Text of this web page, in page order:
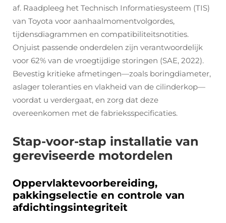
af. Raadpleeg het Technisch Informatiesysteem (TIS)
van Toyota voor aanhaalmomentvolgordes,
tijdensdiagrammen en compatibiliteitsnotities.
Onjuist passende onderdelen zijn verantwoordelijk
voor 62% van de vroegtijdige storingen (SAE, 2022).
Bevestig kritieke afmetingen—zoals boringdiameter,
aslager toleranties en vlakheid van de cilinderkop—
voordat u verdergaat, en zorg dat deze
overeenkomen met de fabrieksspecificaties.
Stap-voor-stap installatie van
gereviseerde motordelen
Oppervlaktevoorbereiding,
pakkingselectie en controle van
afdichtingsintegriteit